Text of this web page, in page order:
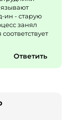
ин - старую
занял
Ответить